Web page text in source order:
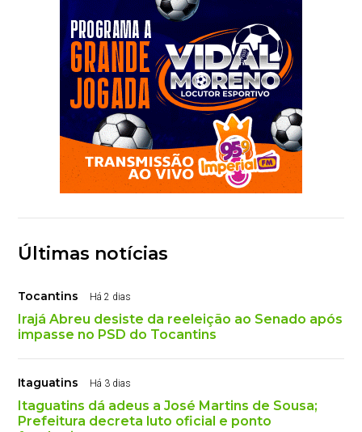
Últimas notícias
Tocantins Há 2 dias
Irajá Abreu desiste da reeleição ao Senado após
impasse no PSD do Tocantins
Itaguatins Há 3 dias
Itaguatins dá adeus a José Martins de Sousa;
Prefeitura decreta luto oficial e ponto